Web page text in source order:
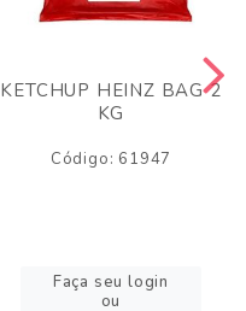
KETCHUP HEINZ BAG 2
KG
Código: 61947
Faça seu login
ou